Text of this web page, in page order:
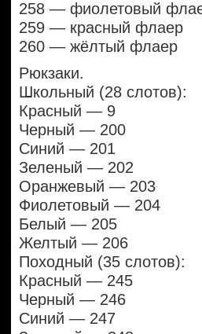
258 — фиолетовый
259 — красный флаер
260 — жёлтый флаер
Рюкзаки.
Школьный (28 слотов):
Красный — 9
Черный — 200
Синий — 201
Зеленый — 202
Оранжевый — 203
Фиолетовый — 204
Белый — 205
Желтый — 206
Походный (35 слотов):
Красный — 245
Черный — 246
Синий — 247